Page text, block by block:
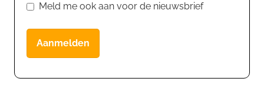
Meld me ook aan voor de nieuwsbrief
Aanmelden